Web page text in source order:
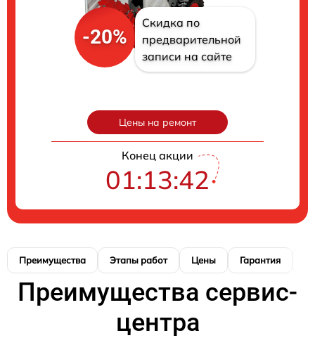
-20%
Скидка по
предварительной
записи на сайте
Цены на ремонт
Конец акции
01:13:41
Преимущества Этапы работ Цены Гарантия
Преимущества сервис-
центра